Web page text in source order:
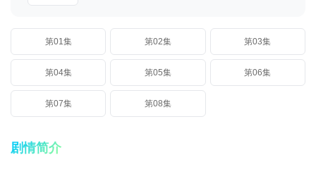
第01集 第02集 第03集
第04集 第05集 第06集
第07集 第08集
剧情简介